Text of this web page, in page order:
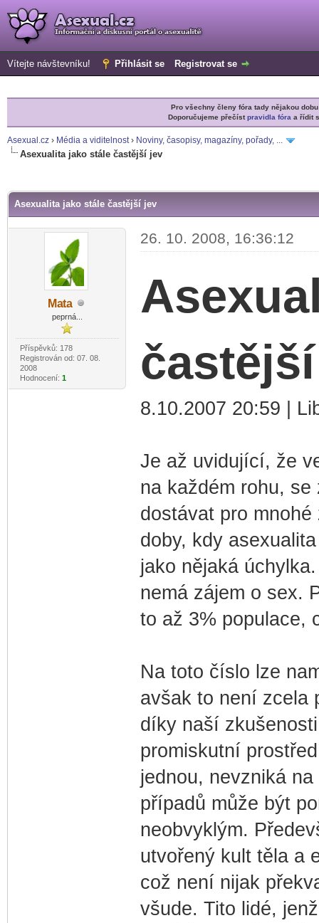
Vítejte návštevníku! Přihlásit se Registrovat se
Pro všechny členy fóra tady nějakou
Doporučujeme přečístpravidla fóra a řídit
Asexual.cz › Média a viditelnost› Noviny, časopisy, magazíny, pořady, ...
Asexualita jako stále častější jev
Asexualita jako stále častější jev
Mata
peprná...
Příspěvků: 178
Registrován od: 07. 08.
2008
Hodnocení: 1
26. 10. 2008, 16:36:12
8.10.2007 20:59 |
Je až uvidující, že
na každém rohu,
dostávat pro
doby, kdy
jako nějaká
nemá zájem o sex.
to až 3% populace,
Na toto číslo lze
avšak to není zcela
díky naší
promiskutní
jednou, nevzniká
případů může být
neobvyklým.
utvořený kult těla a
což není nijak
všude. Tito lidé,